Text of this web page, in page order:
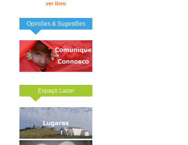
ver livro
Opiniões & Sugestões
Espaço Lazer